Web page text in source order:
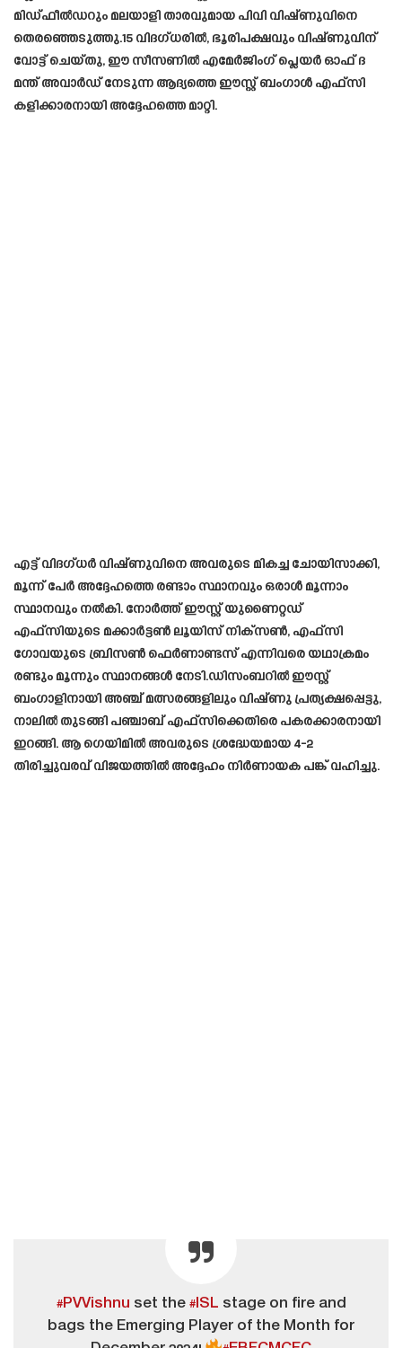
മിഡ്‌ഫീൽഡറും മലയാളി താരവുമായ പിവി വിഷ്ണുവിനെ
തെരഞ്ഞെടുത്തു.15 വിദഗ്ധരിൽ, ഭൂരിപക്ഷവും വിഷ്ണുവിന്
വോട്ട് ചെയ്തു, ഈ സീസണിൽ എമേർജിംഗ് പ്ലെയർ ഓഫ് ദ
മന്ത് അവാർഡ് നേടുന്ന ആദ്യത്തെ ഈസ്റ്റ് ബംഗാൾ എഫ്‌സി
കളിക്കാരനായി അദ്ദേഹത്തെ മാറ്റി.
എട്ട് വിദഗ്ധർ വിഷ്ണുവിനെ അവരുടെ മികച്ച ചോയിസാക്കി,
മൂന്ന് പേർ അദ്ദേഹത്തെ രണ്ടാം സ്ഥാനവും ഒരാൾ മൂന്നാം
സ്ഥാനവും നൽകി. നോർത്ത് ഈസ്റ്റ് യുണൈറ്റഡ്
എഫ്‌സിയുടെ മക്കാർട്ടൺ ലൂയിസ് നിക്‌സൺ, എഫ്‌സി
ഗോവയുടെ ബ്രിസൺ ഫെർണാണ്ടസ് എന്നിവരെ യഥാക്രമം
രണ്ടും മൂന്നും സ്ഥാനങ്ങൾ നേടി.ഡിസംബറിൽ ഈസ്റ്റ്
ബംഗാളിനായി അഞ്ച് മത്സരങ്ങളിലും വിഷ്ണു പ്രത്യക്ഷപ്പെട്ടു,
നാലിൽ തുടങ്ങി പഞ്ചാബ് എഫ്‌സിക്കെതിരെ പകരക്കാരനായി
ഇറങ്ങി. ആ ഗെയിമിൽ അവരുടെ ശ്രദ്ധേയമായ 4-2
തിരിച്ചുവരവ് വിജയത്തിൽ അദ്ദേഹം നിർണായക പങ്ക് വഹിച്ചു.
#PVVishnu set the #ISL stage on fire and
bags the Emerging Player of the Month for